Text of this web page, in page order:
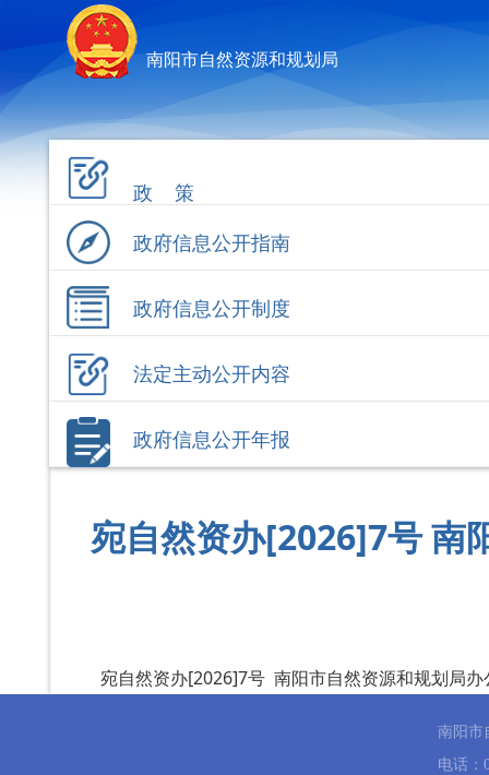
南阳市自然资源和规划局
政 策
政府信息公开指南
政府信息公开制度
法定主动公开内容
政府信息公开年报
宛自然资办[2026]7号 南
宛自然资办[2026]7号 南阳市自然资源和规划局
南阳市
电话：